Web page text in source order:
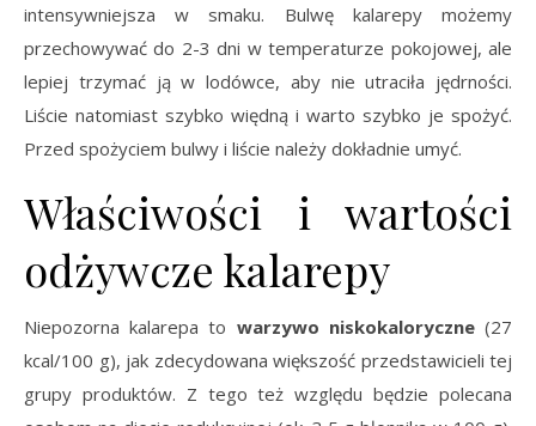
intensywniejsza w smaku. Bulwę kalarepy możemy
przechowywać do 2-3 dni w temperaturze pokojowej, ale
lepiej trzymać ją w lodówce, aby nie utraciła jędrności.
Liście natomiast szybko więdną i warto szybko je spożyć.
Przed spożyciem bulwy i liście należy dokładnie umyć.
Właściwości i wartości
odżywcze kalarepy
Niepozorna kalarepa to warzywo niskokaloryczne(27
kcal/100 g), jak zdecydowana większość przedstawicieli tej
grupy produktów. Z tego też względu będzie polecana